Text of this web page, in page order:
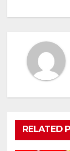
RELATED